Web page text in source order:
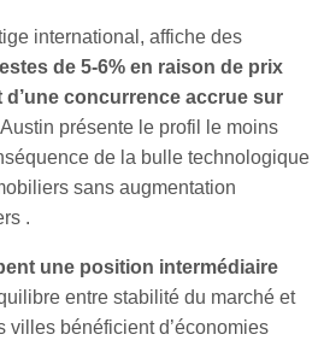
international, affiche des
de 5-6% en raison de prix
d’une concurrence accrue sur
présente le profil le moins
de la bulle technologique
sans augmentation
.
une position intermédiaire
entre stabilité du marché et
villes bénéficient d’économies